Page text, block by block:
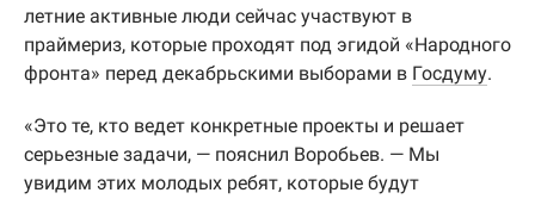
летние активные люди сейчас участвуют в
праймериз, которые проходят под эгидой «Народного
фронта» перед декабрьскими выборами в Госдуму.
«Это те, кто ведет конкретные проекты и решает
серьезные задачи, — пояснил Воробьев. — Мы
увидим этих молодых ребят, которые будут